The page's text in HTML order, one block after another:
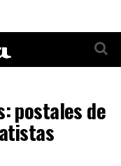
postales de